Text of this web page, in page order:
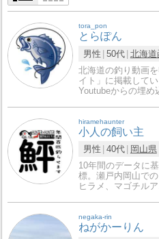
tora_pon
とらぽん
男性 50代 北海道
北海道の釣り動画
イト」に掲載して
Youtubeからの埋め
hiramehaunter
小人の飼い主
男性 40代
岡山県
10年間のデータに
標。瀬戸内岡山で
ヒラメ、マゴチル
negaka-rin
ねがかーりん